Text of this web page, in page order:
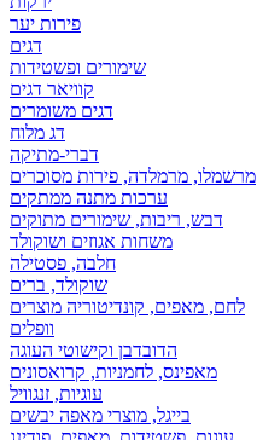
פירות יער
דגים
שימורים ופשטידות
קוויאר דגים
דגים משומרים
דג מלוח
דברי-מתיקה
מרשמלו, מרמלדה, פירות מסוכרים
ערכות מתנה ממתקים
דבש, ריבות, שימורים מתוקים
משחות אגוזים ושוקולד
חלבה, פסטילה
שוקולד, ברים
לחם, מאפים, קונדיטוריה מוצרים
וופלים
הדובדבן וקישוטי העוגה
מאפינס, לחמניות, קרואסונים
עוגיות, זנגוויל
בייגל, מוצרי מאפה יבשים